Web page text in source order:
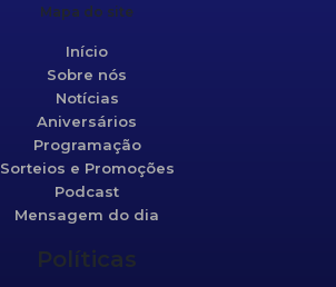
Mapa do site
Início
Sobre nós
Notícias
Aniversários
Programação
Sorteios e Promoções
Podcast
Mensagem do dia
Políticas